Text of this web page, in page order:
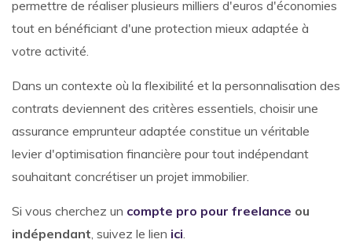
permettre de réaliser plusieurs milliers d'euros d'économies
tout en bénéficiant d'une protection mieux adaptée à
votre activité.
Dans un contexte où la flexibilité et la personnalisation des
contrats deviennent des critères essentiels, choisir une
assurance emprunteur adaptée constitue un véritable
levier d'optimisation financière pour tout indépendant
souhaitant concrétiser un projet immobilier.
Si vous cherchez un compte pro pour freelance ou
indépendant, suivez le lien ici.